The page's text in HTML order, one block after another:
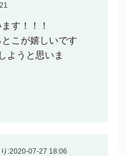
す！！！
こが嬉しいです
ようと思いま
り:2020-07-27 18:06